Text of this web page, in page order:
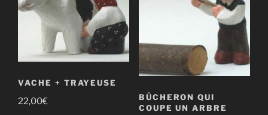
VACHE + TRAYEUSE
22,00€
BÛCHERON QUI
COUPE UN ARBRE